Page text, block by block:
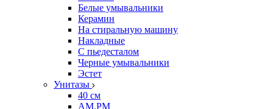
Белые умывальники
Керамин
На стиральную машину
Накладные
С пьедесталом
Черные умывальники
Эстет
Унитазы
40 см
AM.PM